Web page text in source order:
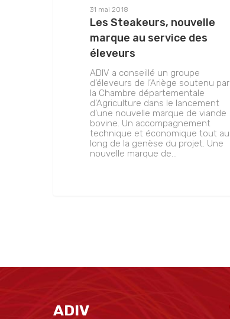
31 mai 2018
Les Steakeurs, nouvelle
marque au service des
éleveurs
ADIV a conseillé un groupe
d’éleveurs de l’Ariège soutenu par
la Chambre départementale
d’Agriculture dans le lancement
d’une nouvelle marque de viande
bovine. Un accompagnement
technique et économique tout au
long de la genèse du projet. Une
nouvelle marque de…
ADIV